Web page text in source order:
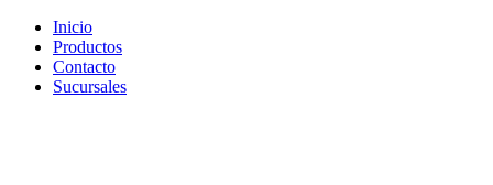
Inicio
Productos
Contacto
Sucursales